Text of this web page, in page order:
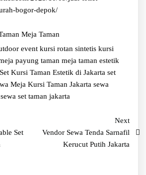
bogor-depok/
Meja Taman
event kursi rotan sintetis kursi
payung taman meja taman estetik
Kursi Taman Estetik di Jakarta set
Meja Kursi Taman Jakarta sewa
sewa set taman jakarta
Set
Next
Vendor Sewa Tenda Sarnafil
Kerucut Putih Jakarta